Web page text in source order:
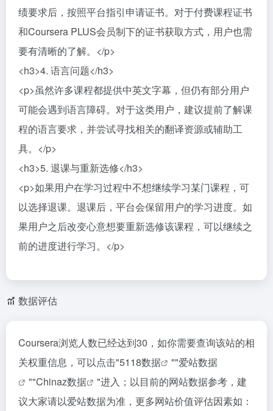
绩要求后，按照平台指引申请证书。对于付费课程证书
和Coursera PLUS会员制下的证书获取方式，用户也需
要有清晰的了解。</p>
<h3>4. 语言问题</h3>
<p>虽然许多课程都提供中英文字幕，但仍有部分用户
可能会遇到语言障碍。对于这类用户，建议提前了解课
程的语言要求，并尝试寻找相关的翻译资源或辅助工
具。</p>
<h3>5. 退课与重新选修</h3>
<p>如果用户在学习过程中不想继续学习某门课程，可
以选择退课。退课后，平台会保留用户的学习进度。如
果用户之后改变心意想要重新选修该课程，可以继续之
前的进度进行学习。</p>
数据评估
Coursera浏览人数已经达到30，如你需要查询该站的相
关权重信息，可以点击"5118数据 ""爱站数据
""Chinaz数据
"进入；以目前的网站数据参考，建
议大家请以爱站数据为准，更多网站价值评估因素如：